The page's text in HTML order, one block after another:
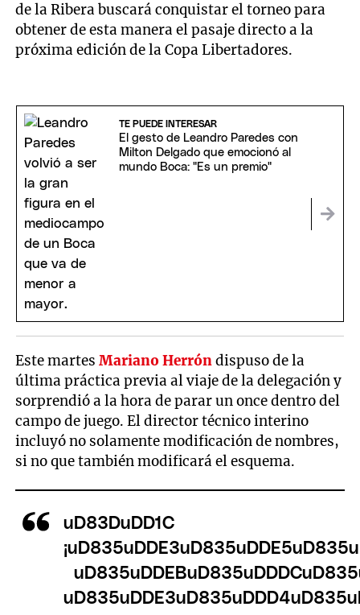
de la Ribera buscará conquistar el torneo para
obtener de esta manera el pasaje directo a la
próxima edición de la Copa Libertadores.
TE PUEDE INTERESAR
El gesto de Leandro Paredes con
Milton Delgado que emocionó al
mundo Boca: "Es un premio"
Este martesMariano Herróndispuso de la
última práctica previa al viaje de la delegación y
sorprendió a la hora de parar un once dentro del
campo de juego. El director técnico interino
incluyó no solamente modificación de nombres,
si no que también modificará el esquema.
uD83DuDD1C